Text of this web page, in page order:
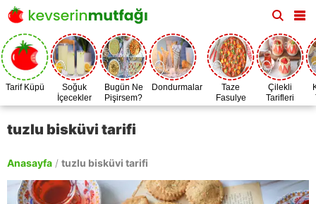
Tarif Küpü
Soğuk
İçecekler
Bugün Ne
Pişirsem?
Dondurmalar
Taze
Fasulye
Zamanı
Çilekli
Tarifleri
tuzlu bisküvi tarifi
Anasayfa / tuzlu bisküvi tarifi